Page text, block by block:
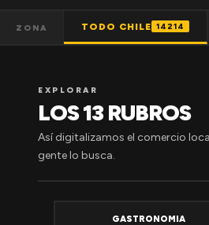
ZONA TODO CHILE 14214
EXPLORAR
LOS 13 RUBROS
Así digitalizamos el comercio
gente lo busca.
GASTRONOMIA